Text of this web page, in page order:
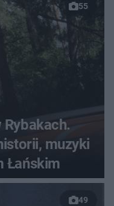
55
Rybakach.
muzyki
Łańskim
49